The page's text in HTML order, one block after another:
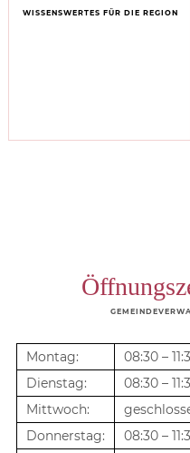
WISSENSWERTES FÜR DIE REGION
Montag:
08:30 –
Dienstag:
08:30 –
Mittwoch:
Donnerstag:
08:30 –